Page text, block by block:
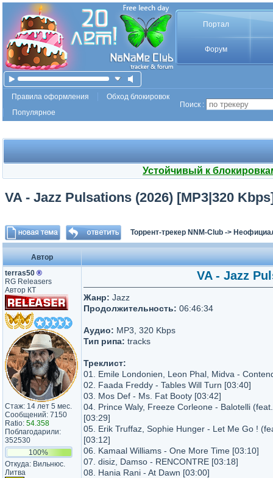
Портал
Форум
Правила оформления
Обход блокировок
Популярное
Поиск :
Устойчивый к
VA - Jazz Pulsations (2026) [MP3|320
Торрент-трекер NNM-Club ->
Автор
terras50 ®
RG Releasers
Автор КТ
Стаж: 14 лет 5 мес.
Сообщений: 7150
Ratio: 54.358
Поблагодарили:
352530
100%
Откуда: Вильнюс.
Литва
VA - Jazz
Жанр: Jazz
Продолжительность: 06:46:34
Аудио: MP3, 320 Kbps
Тип рипа: tracks
Треклист:
01. Emile Londonien, Leon Phal, Midva -
02. Faada Freddy - Tables Will Turn [03:40]
03. Mos Def - Ms. Fat Booty [03:42]
04. Prince Waly, Freeze Corleone - Balotelli
[03:29]
05. Erik Truffaz, Sophie Hunger - Let Me Go !
[03:12]
06. Kamaal Williams - One More Time [03:10]
07. disiz, Damso - RENCONTRE [03:18]
08. Hania Rani - At Dawn [03:00]